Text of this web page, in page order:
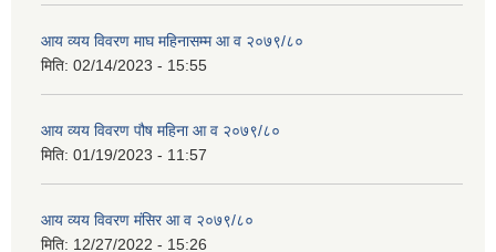
आय व्यय विवरण माघ महिनासम्म आ व २०७९/८०
मिति: 02/14/2023 - 15:55
आय व्यय विवरण पौष महिना आ व २०७९/८०
मिति: 01/19/2023 - 11:57
आय व्यय विवरण मंसिर आ व २०७९/८०
मिति: 12/27/2022 - 15:26